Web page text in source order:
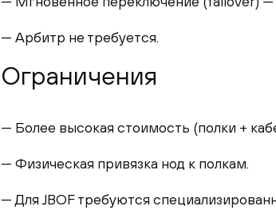
— Арбитр не требуется.
Ограничения
— Более высокая стоимость (полки +
— Физическая привязка нод к полкам.
— Для JBOF требуются